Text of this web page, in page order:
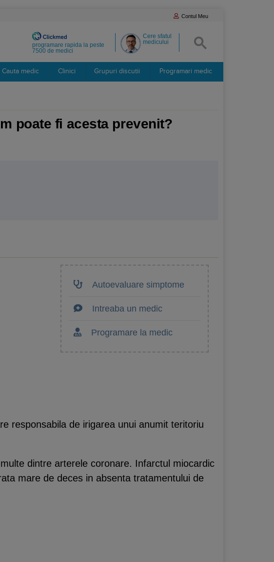
Contul Meu
Cere sfatul
medicului
programare rapida la peste
7500 de medici
Cauta medic Clinici Grupuri discutii Programari medic
poate fi acesta prevenit?
Autoevaluare simptome
Intreaba un medic
Programare la medic
responsabila de irigarea unui anumit teritoriu
dintre arterele coronare. Infarctul miocardic
mare de deces in absenta tratamentului de